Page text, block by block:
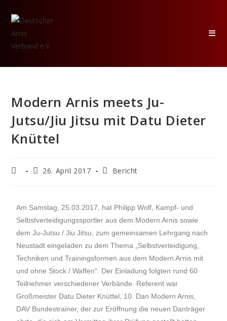
Modern Arnis meets Ju-
Jutsu/Jiu Jitsu mit Datu Dieter
Knüttel
26. April 2017 Bericht
Am Samstag, 25.03.2017, hat Philipp Wolf, Kampf- und
Selbstverteidigungssportler aus dem Modern Arnis sowie
dem Ju-Jutsu / Jiu Jitsu, zum gemeinsamen Lehrgang nach
Neustadt eingeladen zu dem Thema „Selbstverteidigung,
Techniken und Trainingsformen aus dem Modern Arnis mit
und ohne Stock / Waffen“. Der Einladung folgten rund 60
Teilnehmer verschiedener Verbände. Referent war
Großmeister Datu Dieter Knüttel, 10. Dan Modern Arnis,
DAV Bundestrainer, der zur Eröffnung die neuen Danträger